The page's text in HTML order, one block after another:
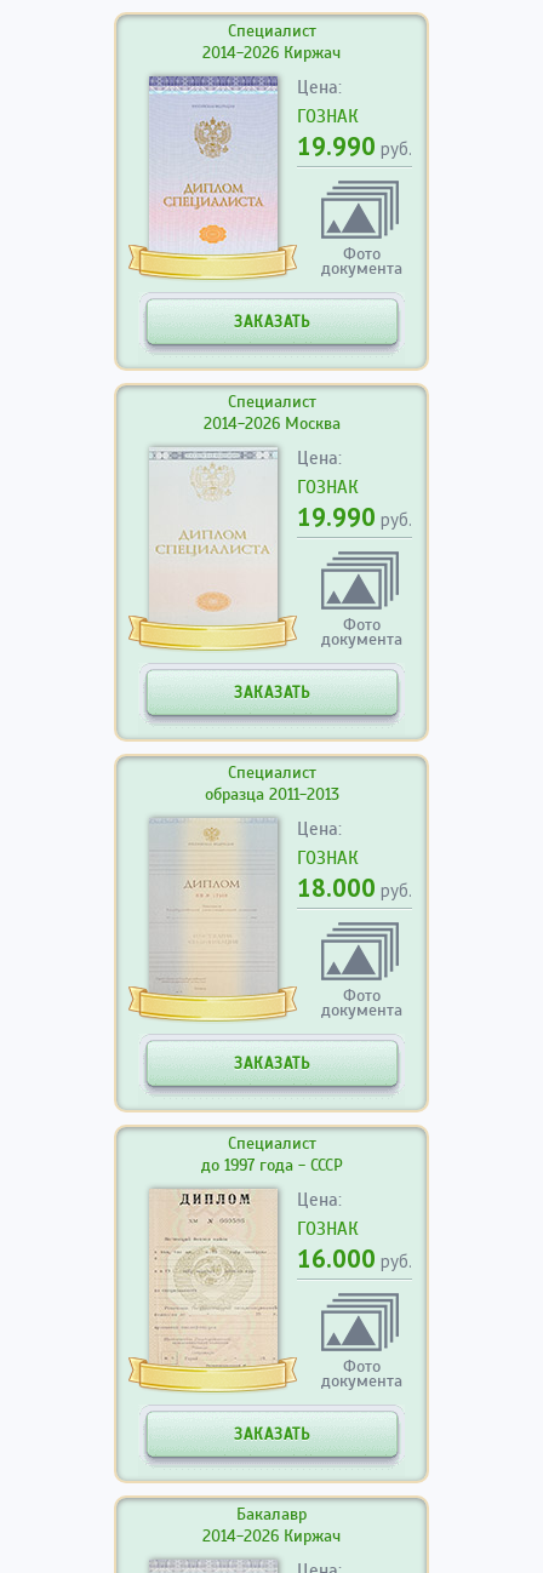
Специалист
2014-2026 Киржач
Цена:
ГОЗНАК
19.990 руб.
Фото
документа
ЗАКАЗАТЬ
Специалист
2014-2026 Москва
Цена:
ГОЗНАК
19.990 руб.
Фото
документа
ЗАКАЗАТЬ
Специалист
образца 2011-2013
Цена:
ГОЗНАК
18.000 руб.
Фото
документа
ЗАКАЗАТЬ
Специалист
до 1997 года - СССР
Цена:
ГОЗНАК
16.000 руб.
Фото
документа
ЗАКАЗАТЬ
Бакалавр
2014-2026 Киржач